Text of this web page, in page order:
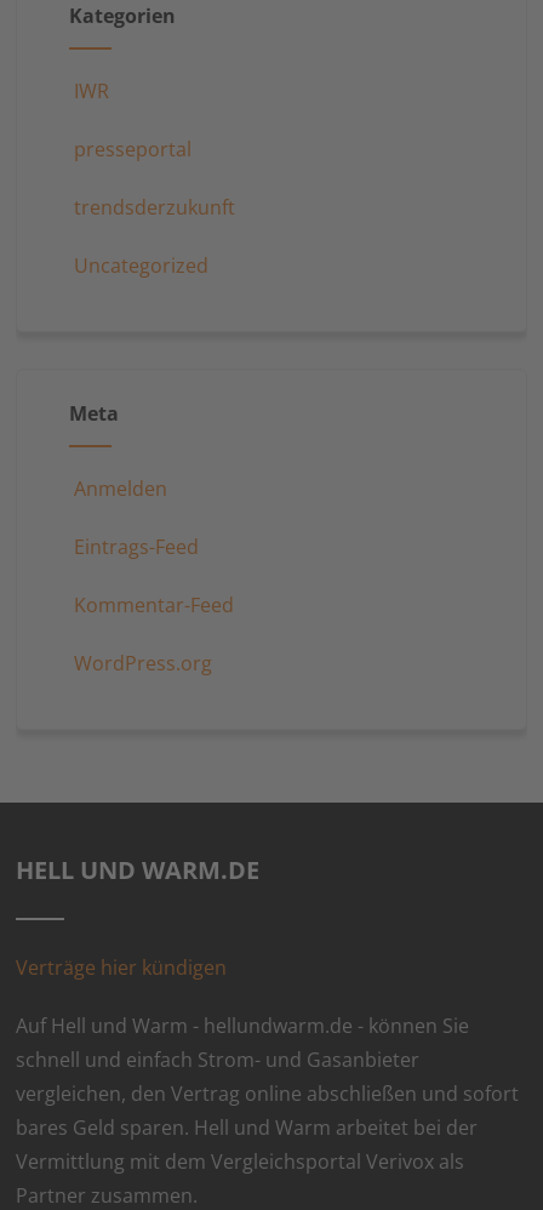
Kategorien
IWR
presseportal
trendsderzukunft
Uncategorized
Meta
Anmelden
Eintrags-Feed
Kommentar-Feed
WordPress.org
HELL UND WARM.DE
Verträge hier kündigen
Auf Hell und Warm - hellundwarm.de - können Sie
schnell und einfach Strom- und Gasanbieter
vergleichen, den Vertrag online abschließen und sofort
bares Geld sparen. Hell und Warm arbeitet bei der
Vermittlung mit dem Vergleichsportal Verivox als
Partner zusammen.